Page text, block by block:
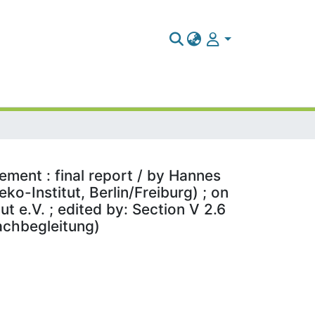
: final report / by Hannes
Institut, Berlin/Freiburg) ; on
e.V. ; edited by: Section V 2.6